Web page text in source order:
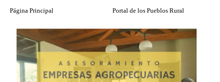
Página Principal Portal de los Pueblos Rural